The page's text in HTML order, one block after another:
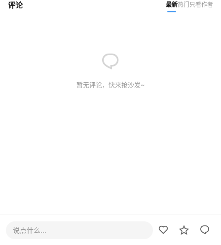
评论 最新热门 只看作者
暂无评论，快来抢沙发~
说点什么...